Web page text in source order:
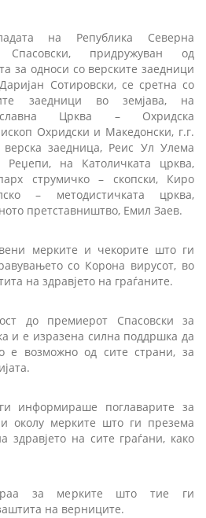
на Република Северна
Спасовски, придружуван од
за односи со верските заедници
Сотировски, се сретна со
заедници во земјава, на
Црква – Охридска
Охридски и Македонски, г.г.
заедница, Реис Ул Улема
на Католичката црква,
струмичко – скопски, Киро
– методистичката црква,
претставништво, Емил Заев.
мерките и чекорите што ги
со Корона вирусот, во
на здравјето на граѓаните.
до премиерот Спасовски за
и е изразена силна поддршка да
е возможно од сите страни, за
информираше поглаварите за
околу мерките што ги презема
здравјето на сите граѓани, како
за мерките што тие ги
на верниците.